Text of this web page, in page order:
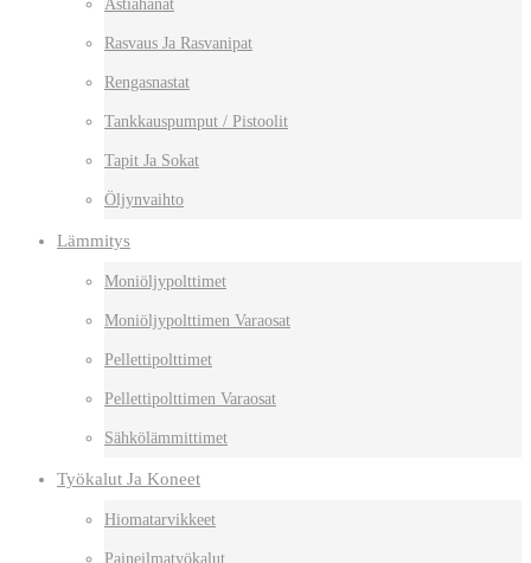
Astiahanat
Rasvaus Ja Rasvanipat
Rengasnastat
Tankkauspumput / Pistoolit
Tapit Ja Sokat
Öljynvaihto
Lämmitys
Moniöljypolttimet
Moniöljypolttimen Varaosat
Pellettipolttimet
Pellettipolttimen Varaosat
Sähkölämmittimet
Työkalut Ja Koneet
Hiomatarvikkeet
Paineilmatyökalut